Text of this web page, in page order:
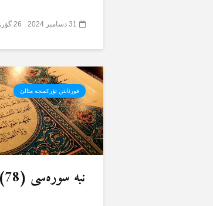
31 دسامبر 2024 26 گؤرۆنتۆلنمە
قورئانئن تۆرکمنجە مئالئ
نبە سورەسی (78) – 2